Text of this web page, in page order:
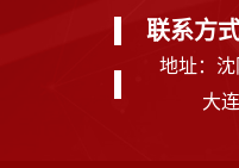
联系方
地址：沈
大连